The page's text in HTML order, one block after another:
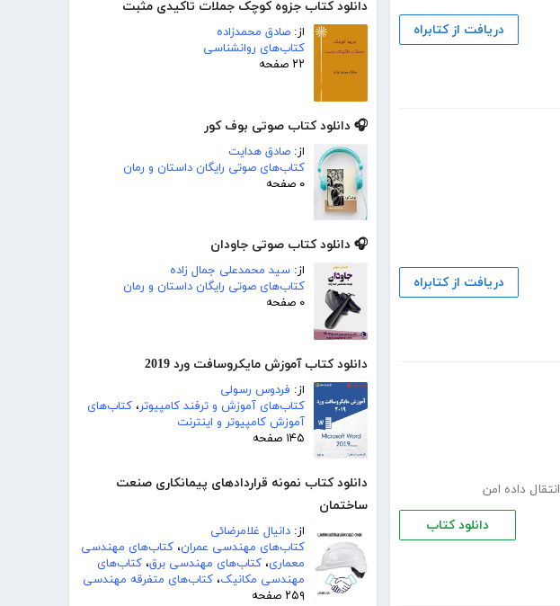
دانلود کتاب جزوه کوچک جملات تاکیدی مثبت
از: صادق محمدزاده
کتاب‌های روانشناسی
۲۲ صفحه
🎧 دانلود کتاب صوتی بوف کور
از: صادق هدایت
کتاب‌های صوتی رایگان داستان و رمان
۰ صفحه
🎧 دانلود کتاب صوتی جاودان
از: سید محمدعلی جمال زاده
کتاب‌های صوتی رایگان داستان و رمان
۰ صفحه
دانلود کتاب آموزش مایکروسافت ورد 2019
از: فردوس رسولی
کتاب‌های آموزش و ترفند کامپیوتر، کتاب‌های
آموزش کامپیوتر و اینترنت
۱۴۵ صفحه
دانلود کتاب نمونه قراردادهای پیمانکاری صنعت
ساختمان
از: دانیال غلامرضائی
کتاب‌های مهندسی عمران، کتاب‌های مهندسی
معماری، کتاب‌های مهندسی برق، کتاب‌های
مهندسی مکانیک، کتاب‌های متفرقه مهندسی
۲۵۹ صفحه
دریافت از کتابراه
دریافت از کتابراه
انتقال داده امن
دانلود کتاب